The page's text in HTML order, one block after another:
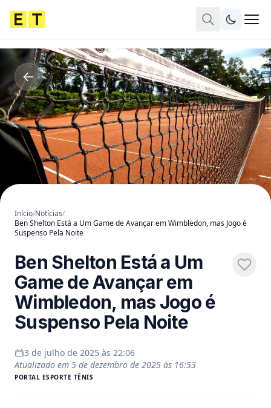
Início/Notícias/
Ben Shelton Está a Um Game de Avançar em Wimbledon, mas Jogo é
Suspenso Pela Noite
Ben Shelton Está a Um
Game de Avançar em
Wimbledon, mas Jogo é
Suspenso Pela Noite
3 de julho de 2025 às 22:06
Atualizado em 5 de dezembro de 2025 às 16:53
PORTAL ESPORTE TÊNIS